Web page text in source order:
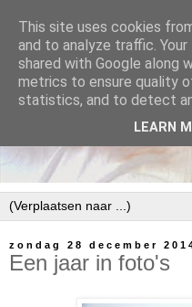
zondag 28 december
Een jaar in foto's
This site uses cookies
and to analyze traffic.
shared with Google along
metrics to ensure quality
statistics, and to detect
LEARN